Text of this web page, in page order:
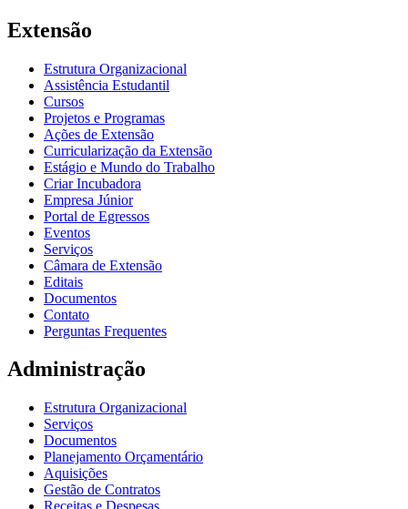
Extensão
Estrutura Organizacional
Assistência Estudantil
Cursos
Projetos e Programas
Ações de Extensão
Curricularização da Extensão
Estágio e Mundo do Trabalho
Criar Incubadora
Empresa Júnior
Portal de Egressos
Eventos
Serviços
Câmara de Extensão
Editais
Documentos
Contato
Perguntas Frequentes
Administração
Estrutura Organizacional
Serviços
Documentos
Planejamento Orçamentário
Aquisições
Gestão de Contratos